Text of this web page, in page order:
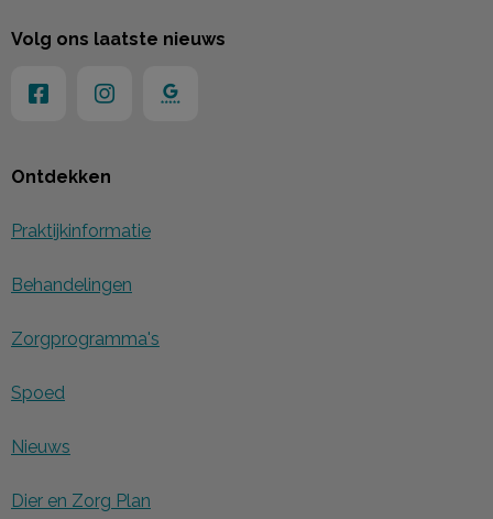
Ontdekken
Praktijkinformatie
Behandelingen
Zorgprogramma's
Spoed
Nieuws
Dier en Zorg Plan
Volg ons laatste nieuws